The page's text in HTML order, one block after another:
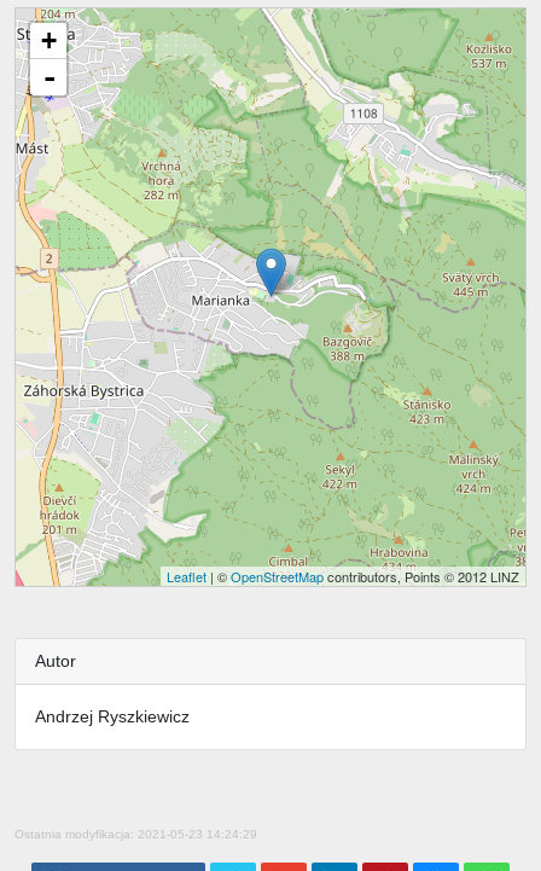
+
-
Leaflet | ©OpenStreetMapcontributors, Points © 2012 LINZ
Autor
Andrzej Ryszkiewicz
Ostatnia modyfikacja: 2021-05-23 14:24:29